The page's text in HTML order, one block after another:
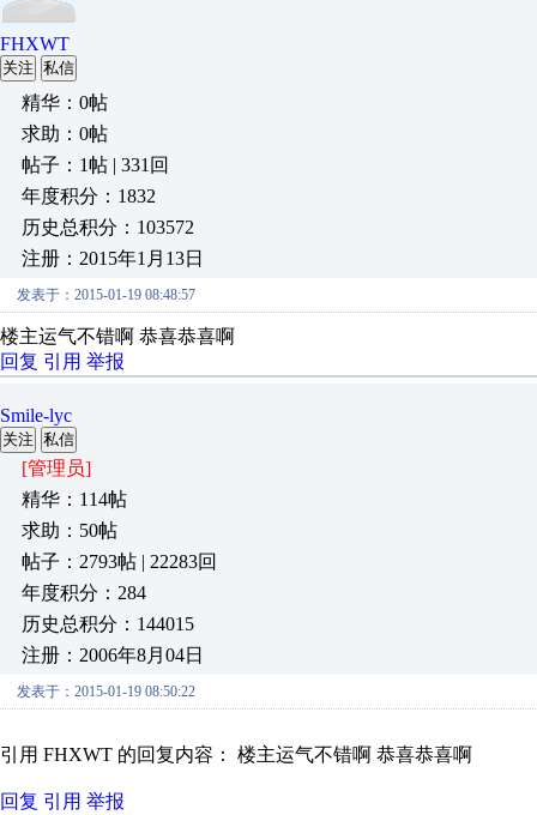
FHXWT
关注 私信
精华：0帖
求助：0帖
帖子：1帖 | 331回
年度积分：1832
历史总积分：103572
注册：2015年1月13日
发表于：2015-01-19 08:48:57
楼主运气不错啊 恭喜恭喜啊
回复 引用 举报
Smile-lyc
关注 私信
[管理员]
精华：114帖
求助：50帖
帖子：2793帖 | 22283回
年度积分：284
历史总积分：144015
注册：2006年8月04日
发表于：2015-01-19 08:50:22
引用 FHXWT 的回复内容： 楼主运气不错啊 恭喜恭喜啊
回复 引用 举报